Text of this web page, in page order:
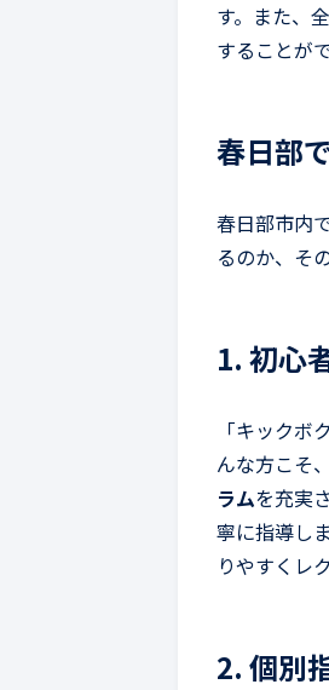
す。また、
することが
春日部
春日部市内
るのか、そ
1. 初心
「キック
んな方こそ
ラムを充実
寧に指導し
りやすくレ
2. 個別